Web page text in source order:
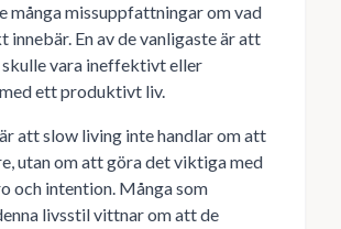
många missuppfattningar om vad
En av de vanligaste är att
vara ineffektivt eller
ett produktivt liv.
att slow living inte handlar om att
utan om att göra det viktiga med
och intention. Många som
livsstil vittnar om att de